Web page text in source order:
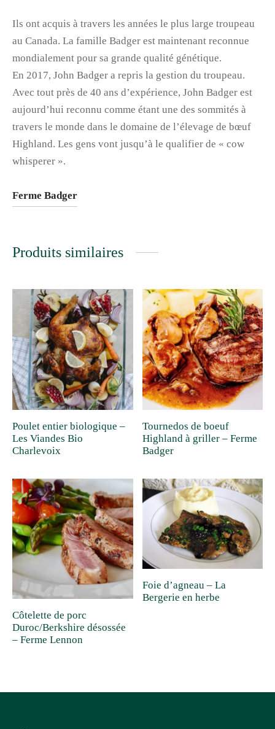
Ils ont acquis à travers les années le plus large troupeau
au Canada. La famille Badger est maintenant reconnue
mondialement pour sa grande qualité génétique.
En 2017, John Badger a repris la gestion du troupeau.
Avec tout près de 40 ans d’expérience, John Badger est
aujourd’hui reconnu comme étant une des sommités à
travers le monde dans le domaine de l’élevage de bœuf
Highland. Les gens vont jusqu’à le qualifier de « cow
whisperer ».
Ferme Badger
Produits similaires
Poulet entier biologique –
Les Viandes Bio
Charlevoix
Tournedos de boeuf
Highland à griller – Ferme
Badger
Côtelette de porc
Duroc/Berkshire désossée
– Ferme Lennon
Foie d’agneau – La
Bergerie en herbe